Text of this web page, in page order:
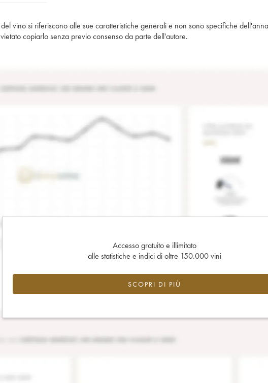
vino si riferiscono alle sue caratteristiche generali e non sono specifiche
copiarlo senza previo consenso da parte dell'autore.
Accesso gratuito e illimitato
alle statistiche e indici di oltre 150.000 vini
SCOPRI DI PIÙ